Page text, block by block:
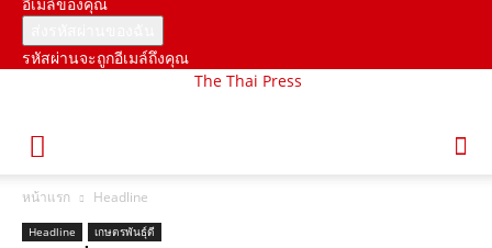
รหัสผ่านจะถูกอีเมล์ถึงคุณ
The Thai Press
หน้าแรก Headline
Headline เกษตรพันธุ์ดี